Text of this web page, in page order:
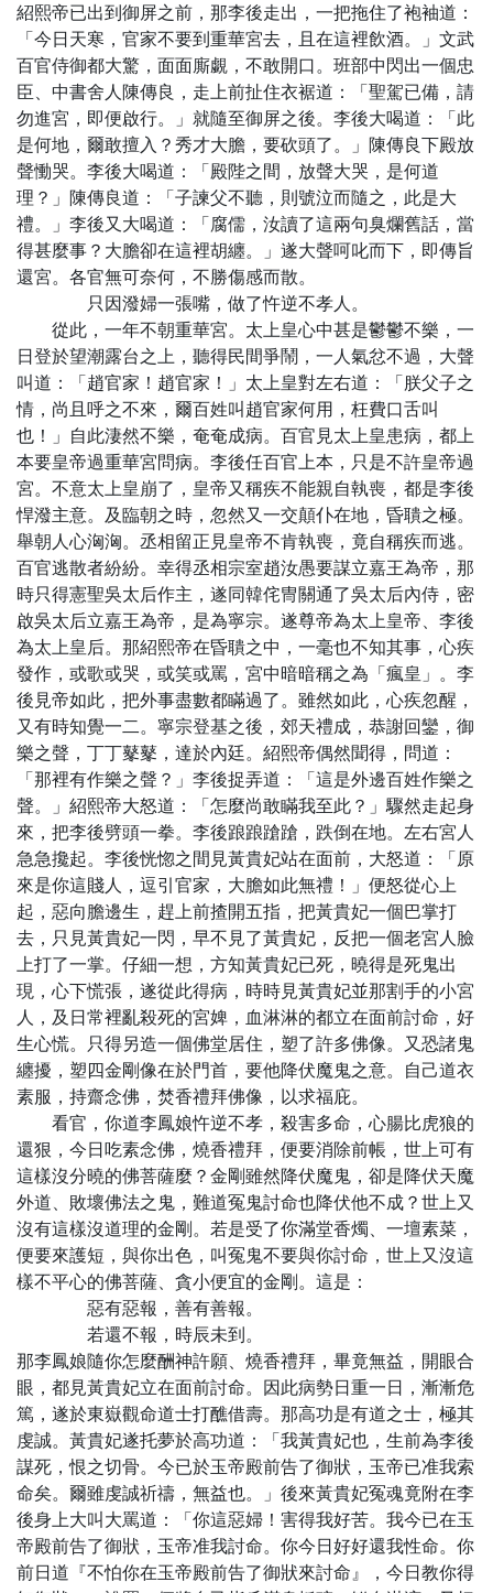
紹熙帝已出到御屏之前，那李後走出，一把拖住了袍袖道：
「今日天寒，官家不要到重華宮去，且在這裡飲酒。」文武
百官侍御都大驚，面面廝覷，不敢開口。班部中閃出一個忠
臣、中書舍人陳傳良，走上前扯住衣裾道：「聖駕已備，請
勿進宮，即便啟行。」就隨至御屏之後。李後大喝道：「此
是何地，爾敢擅入？秀才大膽，要砍頭了。」陳傳良下殿放
聲慟哭。李後大喝道：「殿陛之間，放聲大哭，是何道
理？」陳傳良道：「子諫父不聽，則號泣而隨之，此是大
禮。」李後又大喝道：「腐儒，汝讀了這兩句臭爛舊話，當
得甚麼事？大膽卻在這裡胡纏。」遂大聲呵叱而下，即傳旨
還宮。各官無可奈何，不勝傷感而散。
只因潑婦一張嘴，做了忤逆不孝人。
從此，一年不朝重華宮。太上皇心中甚是鬱鬱不樂，一
日登於望潮露台之上，聽得民間爭鬧，一人氣忿不過，大聲
叫道：「趙官家！趙官家！」太上皇對左右道：「朕父子之
情，尚且呼之不來，爾百姓叫趙官家何用，枉費口舌叫
也！」自此淒然不樂，奄奄成病。百官見太上皇患病，都上
本要皇帝過重華宮問病。李後任百官上本，只是不許皇帝過
宮。不意太上皇崩了，皇帝又稱疾不能親自執喪，都是李後
悍潑主意。及臨朝之時，忽然又一交顛仆在地，昏聵之極。
舉朝人心洶洶。丞相留正見皇帝不肯執喪，竟自稱疾而逃。
百官逃散者紛紛。幸得丞相宗室趙汝愚要謀立嘉王為帝，那
時只得憲聖吳太后作主，遂同韓侘冑關通了吳太后內侍，密
啟吳太后立嘉王為帝，是為寧宗。遂尊帝為太上皇帝、李後
為太上皇后。那紹熙帝在昏聵之中，一毫也不知其事，心疾
發作，或歌或哭，或笑或罵，宮中暗暗稱之為「瘋皇」。李
後見帝如此，把外事盡數都瞞過了。雖然如此，心疾忽醒，
又有時知覺一二。寧宗登基之後，郊天禮成，恭謝回鑾，御
樂之聲，丁丁鼕鼕，達於內廷。紹熙帝偶然聞得，問道：
「那裡有作樂之聲？」李後捉弄道：「這是外邊百姓作樂之
聲。」紹熙帝大怒道：「怎麼尚敢瞞我至此？」驟然走起身
來，把李後劈頭一拳。李後踉踉蹌蹌，跌倒在地。左右宮人
急急攙起。李後恍惚之間見黃貴妃站在面前，大怒道：「原
來是你這賤人，逗引官家，大膽如此無禮！」便怒從心上
起，惡向膽邊生，趕上前揸開五指，把黃貴妃一個巴掌打
去，只見黃貴妃一閃，早不見了黃貴妃，反把一個老宮人臉
上打了一掌。仔細一想，方知黃貴妃已死，曉得是死鬼出
現，心下慌張，遂從此得病，時時見黃貴妃並那割手的小宮
人，及日常裡亂殺死的宮婢，血淋淋的都立在面前討命，好
生心慌。只得另造一個佛堂居住，塑了許多佛像。又恐諸鬼
纏擾，塑四金剛像在於門首，要他降伏魔鬼之意。自己道衣
素服，持齋念佛，焚香禮拜佛像，以求福庇。
看官，你道李鳳娘忤逆不孝，殺害多命，心腸比虎狼的
還狠，今日吃素念佛，燒香禮拜，便要消除前帳，世上可有
這樣沒分曉的佛菩薩麼？金剛雖然降伏魔鬼，卻是降伏天魔
外道、敗壞佛法之鬼，難道冤鬼討命也降伏他不成？世上又
沒有這樣沒道理的金剛。若是受了你滿堂香燭、一壇素菜，
便要來護短，與你出色，叫冤鬼不要與你討命，世上又沒這
樣不平心的佛菩薩、貪小便宜的金剛。這是：
惡有惡報，善有善報。
若還不報，時辰未到。
那李鳳娘隨你怎麼酬神許願、燒香禮拜，畢竟無益，開眼合
眼，都見黃貴妃立在面前討命。因此病勢日重一日，漸漸危
篤，遂於東嶽觀命道士打醮借壽。那高功是有道之士，極其
虔誠。黃貴妃遂托夢於高功道：「我黃貴妃也，生前為李後
謀死，恨之切骨。今已於玉帝殿前告了御狀，玉帝已准我索
命矣。爾雖虔誠祈禱，無益也。」後來黃貴妃冤魂竟附在李
後身上大叫大罵道：「你這惡婦！害得我好苦。我今已在玉
帝殿前告了御狀，玉帝准我討命。你今日好好還我性命。你
前日道『不怕你在玉帝殿前告了御狀來討命』，今日教你得